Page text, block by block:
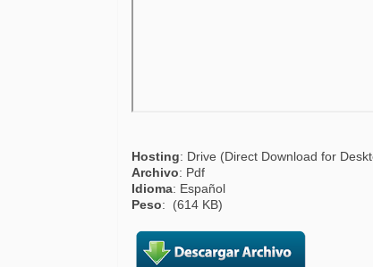
Hosting: Drive (Direct Download for
Archivo: Pdf
Idioma: Español
Peso: (614 KB)